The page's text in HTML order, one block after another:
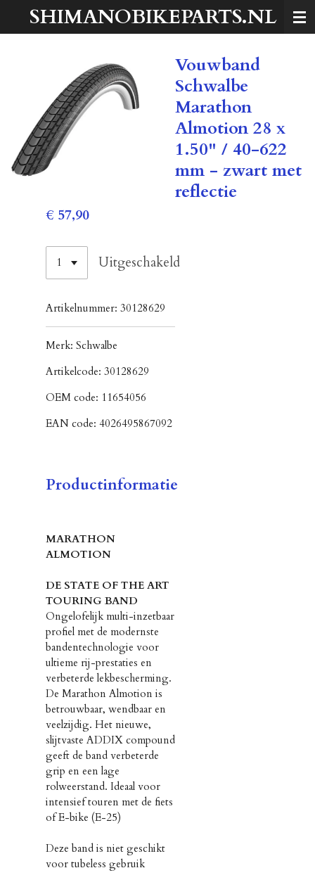
SHIMANOBIKEPARTS.NL
Vouwband
Schwalbe
Marathon
Almotion 28 x
1.50" / 40-622
mm - zwart met
reflectie
€ 57,90
Uitgeschakeld
Artikelnummer: 30128629
Merk: Schwalbe
Artikelcode: 30128629
OEM code: 11654056
EAN code: 4026495867092
Productinformatie
MARATHON
ALMOTION
DE STATE OF THE ART
TOURING BAND
Ongelofelijk multi-inzetbaar
profiel met de modernste
bandentechnologie voor
ultieme rij-prestaties en
verbeterde lekbescherming.
De Marathon Almotion is
betrouwbaar, wendbaar en
veelzijdig. Het nieuwe,
slijtvaste ADDIX compound
geeft de band verbeterde
grip en een lage
rolweerstand. Ideaal voor
intensief touren met de fiets
of E-bike (E-25)
Deze band is niet geschikt
voor tubeless gebruik